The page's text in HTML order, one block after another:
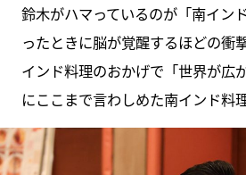
鈴木がハマっているのが「南イン
ったときに脳が覚醒するほどの衝
インド料理のおかげで「世界が広
にここまで言わしめた南インド料